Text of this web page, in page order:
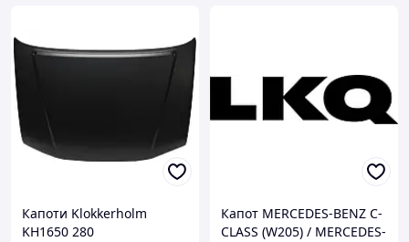
Капоти Klokkerholm
KH1650 280
Капот MERCEDES-BENZ C-
CLASS (W205) / MERCEDES-